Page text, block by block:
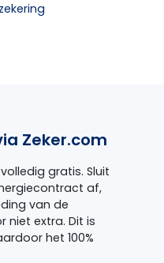
Zeker.com
gratis. Sluit
af,
van de
niet extra. Dit is
het 100%